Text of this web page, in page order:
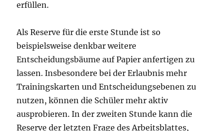
erfüllen.
Als Reserve für die erste Stunde ist so
beispielsweise denkbar weitere
Entscheidungsbäume auf Papier anfertigen zu
lassen. Insbesondere bei der Erlaubnis mehr
Trainingskarten und Entscheidungsebenen zu
nutzen, können die Schüler mehr aktiv
ausprobieren. In der zweiten Stunde kann die
Reserve der letzten Frage des Arbeitsblattes,